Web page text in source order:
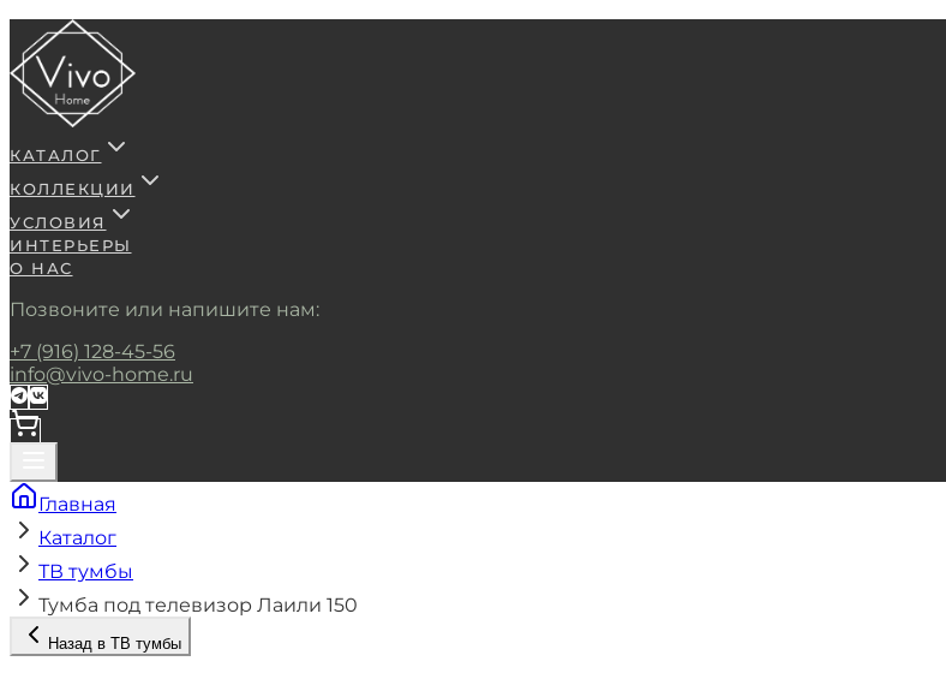
КАТАЛОГ
КОЛЛЕКЦИИ
УСЛОВИЯ
ИНТЕРЬЕРЫ
О НАС
Позвоните или напишите нам:
+7 (916) 128-45-56
info@vivo-home.ru
Главная
Каталог
ТВ тумбы
Тумба под телевизор Лаили 150
Назад в ТВ тумбы